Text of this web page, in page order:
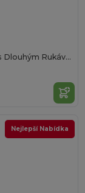
Dětské Pruhované Tričko s Dlouhým Rukávem
Nejlepší Nabídka